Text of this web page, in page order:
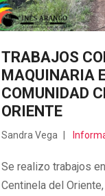
TRABAJOS
MAQUINARIA
COMUNIDAD
ORIENTE
Sandra Vega
Se realizo trabajos
Centinela del